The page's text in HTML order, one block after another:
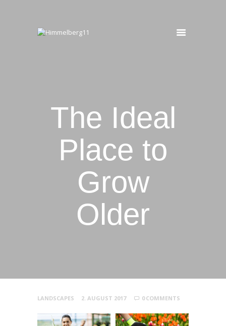
The Ideal
Place to
Grow
Older
HIMMELBERG11
UNTERGESCHOSS
BUCHEN
LANDSCAPES 2. AUGUST 2017 0 COMMENTS